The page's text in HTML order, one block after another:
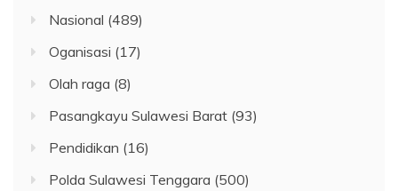
Nasional (489)
Oganisasi (17)
Olah raga (8)
Pasangkayu Sulawesi Barat (93)
Pendidikan (16)
Polda Sulawesi Tenggara (500)